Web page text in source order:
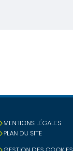
MENTIONS LÉGALES
PLAN DU SITE